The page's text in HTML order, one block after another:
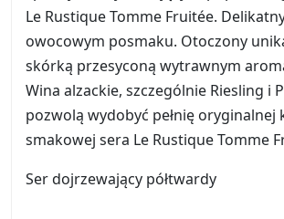
Le Rustique Tomme Fruitée.
owocowym posmaku. Otoczony
skórką przesyconą wytrawnym
Wina alzackie, szczególnie Riesling i
pozwolą wydobyć pełnię oryginalnej
smakowej sera Le Rustique Tomme
Ser dojrzewający półtwardy